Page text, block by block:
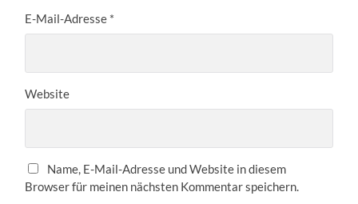
E-Mail-Adresse *
Website
Name, E-Mail-Adresse und Website in diesem
Browser für meinen nächsten Kommentar speichern.